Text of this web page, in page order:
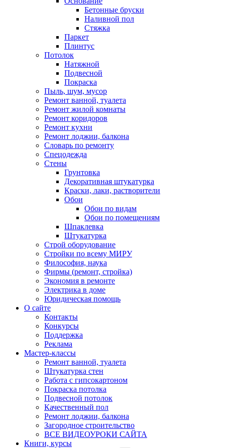
Бетонные бруски
Наливной пол
Стяжка
Паркет
Плинтус
Потолок
Натяжной
Подвесной
Покраска
Пыль, шум, мусор
Ремонт ванной, туалета
Ремонт жилой комнаты
Ремонт коридоров
Ремонт кухни
Ремонт лоджии, балкона
Словарь по ремонту
Спецодежда
Стены
Грунтовка
Декоративная штукатурка
Краски, лаки, растворители
Обои
Обои по видам
Обои по помещениям
Шпаклевка
Штукатурка
Строй оборудование
Стройки по всему МИРУ
Философия, наука
Фирмы (ремонт, стройка)
Экономия в ремонте
Электрика в доме
Юридическая помощь
О сайте
Контакты
Конкурсы
Поддержка
Реклама
Мастер-классы
Ремонт ванной, туалета
Штукатурка стен
Работа с гипсокартоном
Покраска потолка
Подвесной потолок
Качественный пол
Ремонт лоджии, балкона
Загородное строительство
ВСЕ ВИДЕОУРОКИ САЙТА
Книги, курсы